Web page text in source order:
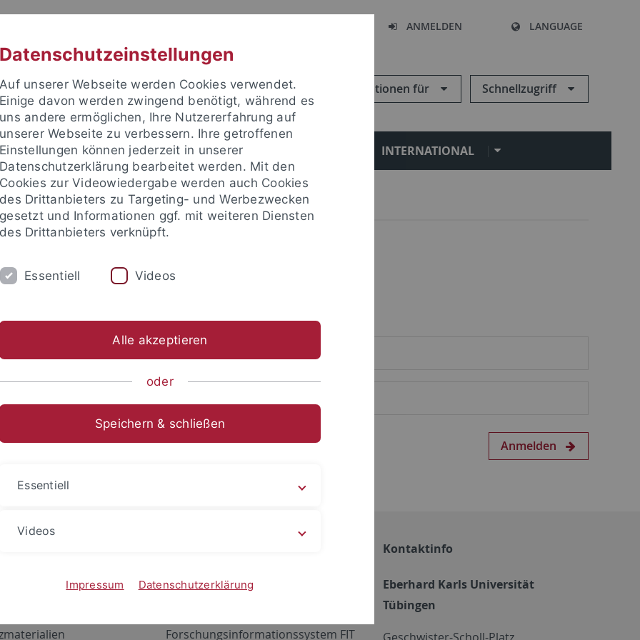
ANMELDEN LANGUAGE
Informationen für Schnellzugriff
FORSCHUNG EINRICHTUNGEN INTERNATIONAL
um sich anzumelden:
Anmelden
Netzwerk
ALMA
Forschungsinformationssystem FIT
Kontaktinfo
Eberhard Karls Universität
Tübingen
Datenschutzeinstellungen
Auf unserer Webseite werden Cookies verwendet.
Einige davon werden zwingend benötigt, während es
uns andere ermöglichen, Ihre Nutzererfahrung auf
unserer Webseite zu verbessern. Ihre getroffenen
Einstellungen können jederzeit in unserer
Datenschutzerklärung bearbeitet werden. Mit den
Cookies zur Videowiedergabe werden auch Cookies
des Drittanbieters zu Targeting- und Werbezwecken
gesetzt und Informationen ggf. mit weiteren Diensten
des Drittanbieters verknüpft.
Essentiell Videos
Alle akzeptieren
oder
Speichern & schließen
Essentiell
Videos
Impressum Datenschutzerklärung